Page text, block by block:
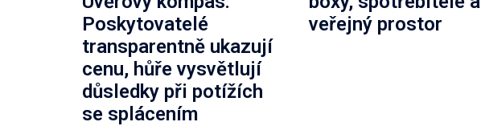
Poskytovatelé
transparentně ukazují
cenu, hůře vysvětlují
důsledky při potížích
se splácením
veřejný prostor